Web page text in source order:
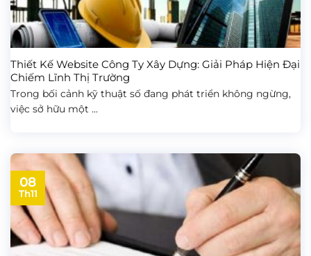
Thiết Kế Website Công Ty Xây Dựng: Giải Pháp Hiện Đại
Chiếm Lĩnh Thị Trường
Trong bối cảnh kỹ thuật số đang phát triển không ngừng,
việc sở hữu một ...
08
Th11